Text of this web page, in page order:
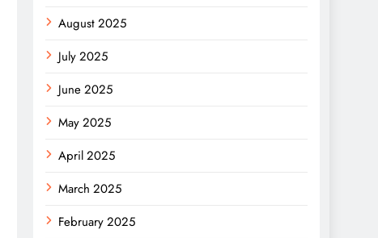
August 2025
July 2025
June 2025
May 2025
April 2025
March 2025
February 2025